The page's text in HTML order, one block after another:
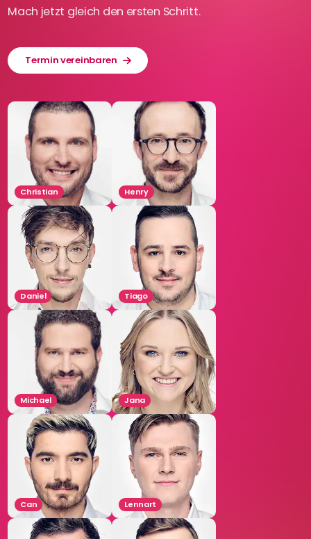
Mach jetzt gleich den ersten Schritt.
Termin vereinbaren
Christian Henry
Daniel Tiago
Michael Jana
Can Lennart